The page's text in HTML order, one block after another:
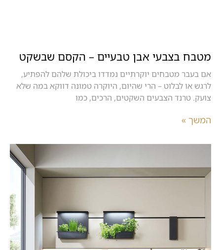
מטבח בצבעי אבן טבעיים – הקסם שבשקט
אם בעבר מטבחים יוקרתיים נמדדו ביכולת שלהם להפתיע,
לרגש או לבלוט – הרי שהיום, היוקרה טמונה דווקא במה שלא
צועק. טרנד הצבעים השקטים, הרכים, כמו
המשך »